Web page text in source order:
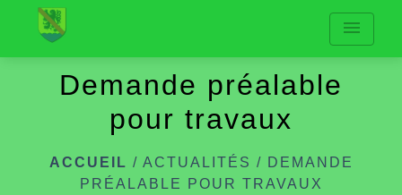
menu
Demande préalable
pour travaux
ACCUEIL / ACTUALITÉS / DEMANDE
PRÉALABLE POUR TRAVAUX